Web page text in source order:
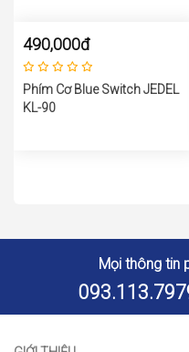
490,000đ
Phím Cơ Blue Switch JEDEL
KL-90
Mọi thông tin